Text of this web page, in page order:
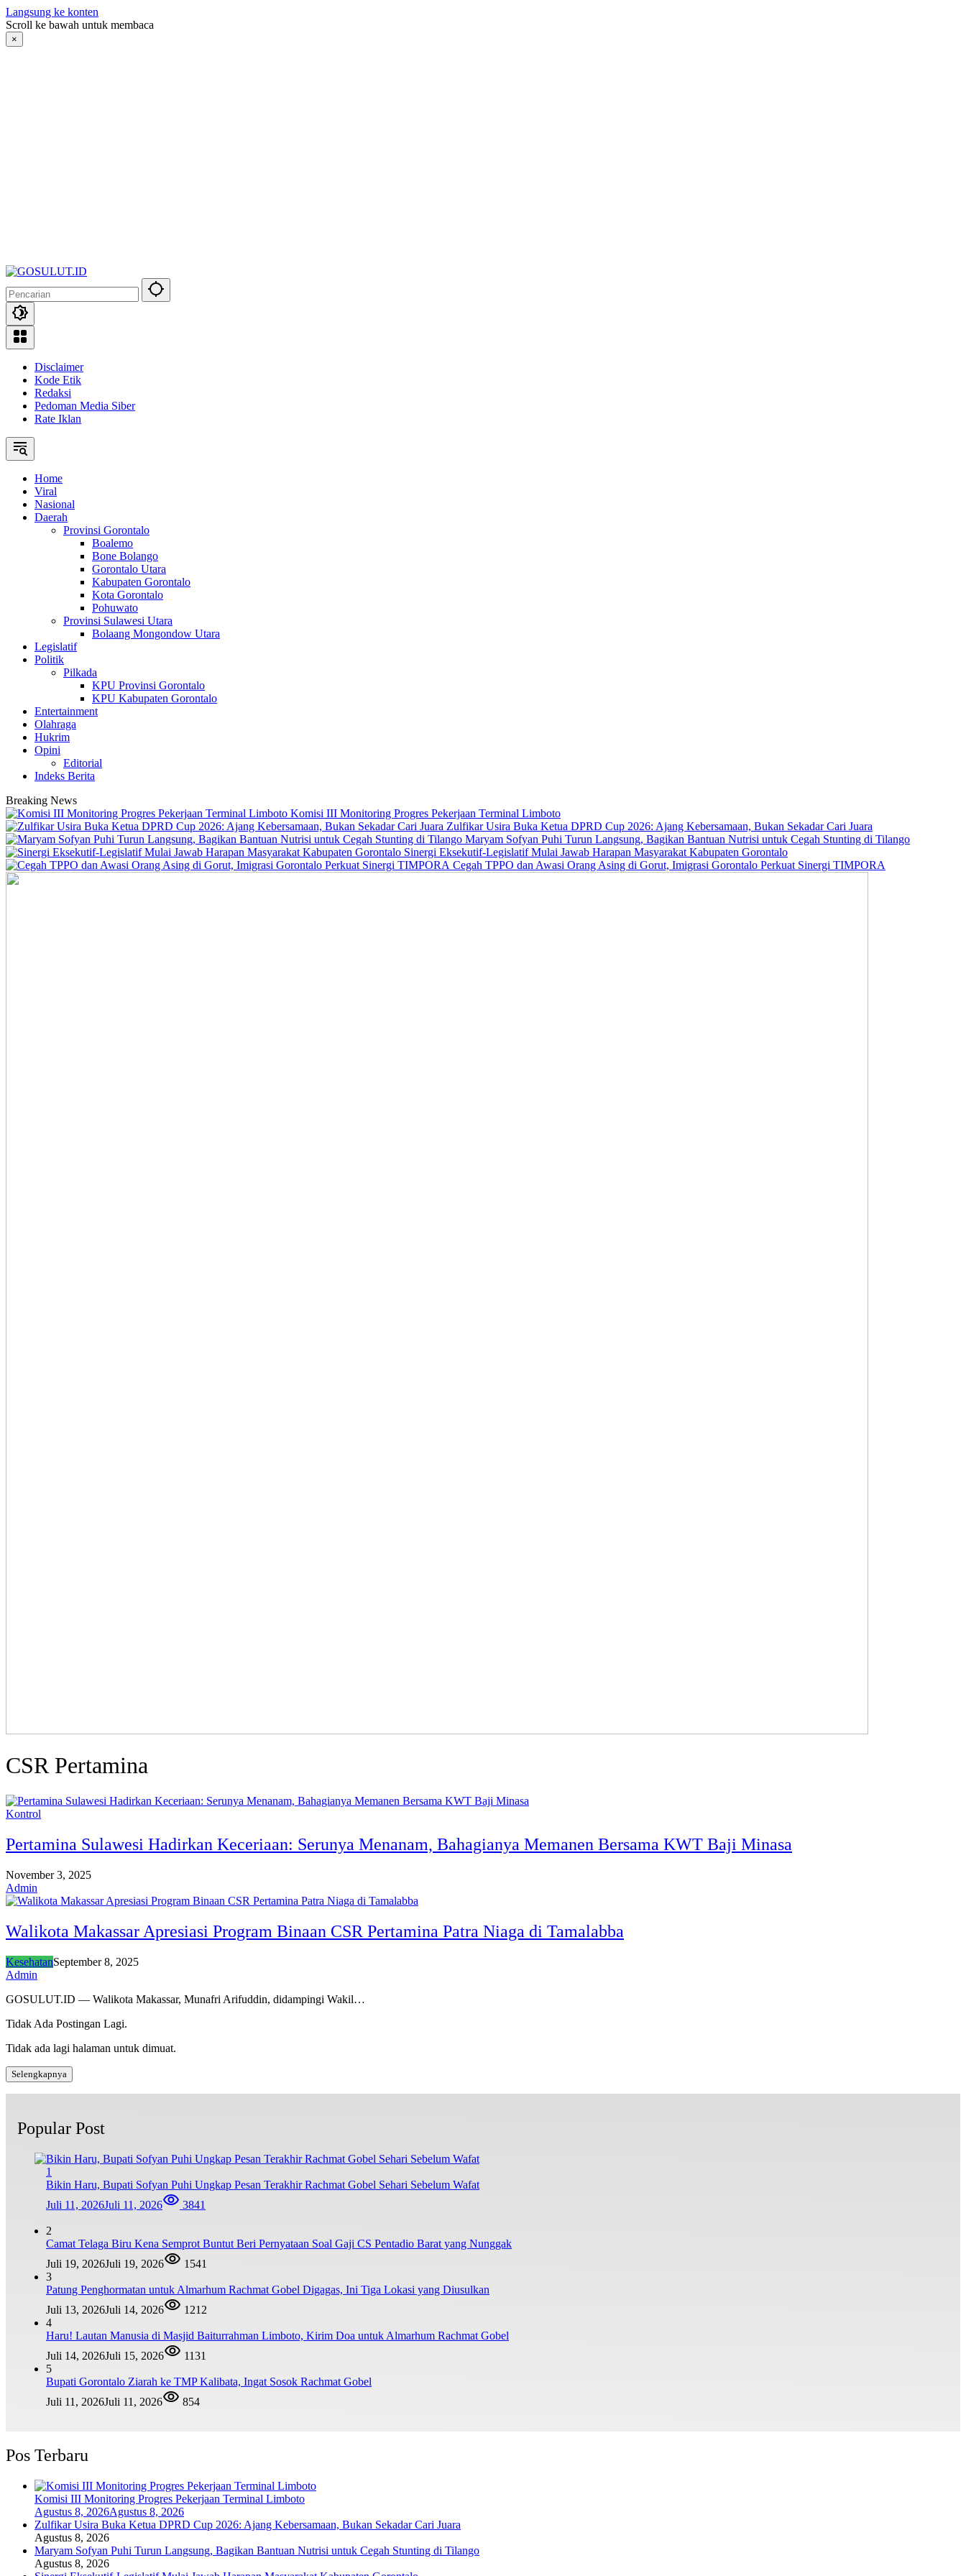
Langsung ke konten
Scroll ke bawah untuk membaca
×
Disclaimer
Kode Etik
Redaksi
Pedoman Media Siber
Rate Iklan
Home
Viral
Nasional
Daerah
Provinsi Gorontalo
Boalemo
Bone Bolango
Gorontalo Utara
Kabupaten Gorontalo
Kota Gorontalo
Pohuwato
Provinsi Sulawesi Utara
Bolaang Mongondow Utara
Legislatif
Politik
Pilkada
KPU Provinsi Gorontalo
KPU Kabupaten Gorontalo
Entertainment
Olahraga
Hukrim
Opini
Editorial
Indeks Berita
Breaking News
Komisi III Monitoring Progres Pekerjaan Terminal Limboto
Zulfikar Usira Buka Ketua DPRD Cup 2026: Ajang Kebersamaan, Bukan Sekadar Cari Juara
Maryam Sofyan Puhi Turun Langsung, Bagikan Bantuan Nutrisi untuk Cegah Stunting di Tilango
Sinergi Eksekutif-Legislatif Mulai Jawab Harapan Masyarakat Kabupaten Gorontalo
Cegah TPPO dan Awasi Orang Asing di Gorut, Imigrasi Gorontalo Perkuat Sinergi TIMPORA
CSR Pertamina
Kontrol
Pertamina Sulawesi Hadirkan Keceriaan: Serunya Menanam, Bahagianya Memanen Bersama KWT Baji Minasa
November 3, 2025
Admin
Walikota Makassar Apresiasi Program Binaan CSR Pertamina Patra Niaga di Tamalabba
KesehatanSeptember 8, 2025
Admin
GOSULUT.ID — Walikota Makassar, Munafri Arifuddin, didampingi Wakil…
Tidak Ada Postingan Lagi.
Tidak ada lagi halaman untuk dimuat.
Selengkapnya
Popular Post
1
Bikin Haru, Bupati Sofyan Puhi Ungkap Pesan Terakhir Rachmat Gobel Sehari Sebelum Wafat
Juli 11, 2026Juli 11, 2026 3841
2
Camat Telaga Biru Kena Semprot Buntut Beri Pernyataan Soal Gaji CS Pentadio Barat yang Nunggak
Juli 19, 2026Juli 19, 2026
1541
3
Patung Penghormatan untuk Almarhum Rachmat Gobel Digagas, Ini Tiga Lokasi yang Diusulkan
Juli 13, 2026Juli 14, 2026
1212
4
Haru! Lautan Manusia di Masjid Baiturrahman Limboto, Kirim Doa untuk Almarhum Rachmat Gobel
Juli 14, 2026Juli 15, 2026
1131
5
Bupati Gorontalo Ziarah ke TMP Kalibata, Ingat Sosok Rachmat Gobel
Juli 11, 2026Juli 11, 2026 854
Pos Terbaru
Komisi III Monitoring Progres Pekerjaan Terminal Limboto
Agustus 8, 2026Agustus 8, 2026
Zulfikar Usira Buka Ketua DPRD Cup 2026: Ajang Kebersamaan, Bukan Sekadar Cari Juara
Agustus 8, 2026
Maryam Sofyan Puhi Turun Langsung, Bagikan Bantuan Nutrisi untuk Cegah Stunting di Tilango
Agustus 8, 2026